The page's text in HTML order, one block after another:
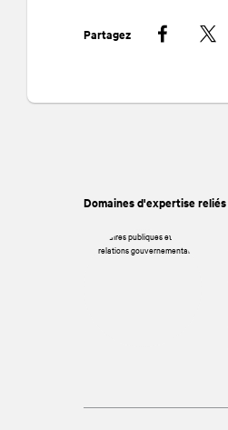
Partagez
Domaines d'expertise reliés